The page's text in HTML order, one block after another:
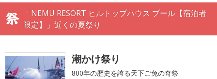
「NEMU RESORT ヒルトップハウス プール【宿泊者
限定】」近くの夏祭り
潮かけ祭り
800年の歴史を誇る天下ご免の奇祭